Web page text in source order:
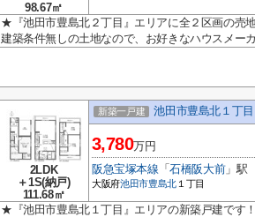
98.67㎡
★『池田市豊島北２丁目』エリアに全２区画の
建築条件無しの土地なので、お好きなハウスメー
2LDK
＋1S(納戸)
111.68㎡
新築一戸建 池田市豊島北１丁
3,780万円
阪急宝塚本線 「石橋阪大前」駅
大阪府池田市豊島北１丁目
★『池田市豊島北１丁目』エリアの新築戸建です